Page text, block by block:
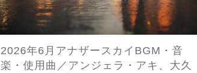
2026年6月アナザースカイBGM・音
楽・使用曲／アンジェラ・アキ、大久